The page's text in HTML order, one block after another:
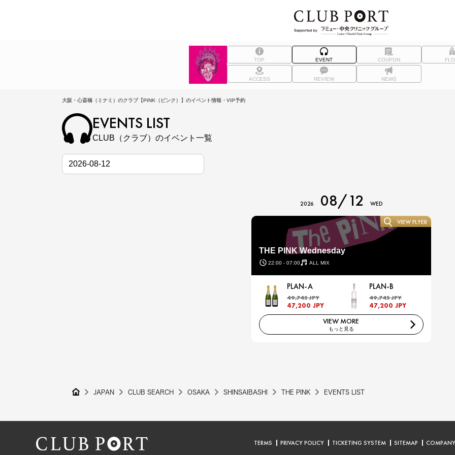
TOP EVENT COUPON
ACCESS REVIEW NEWS
大阪・心斎橋（ミナミ）のクラブ【PINK（ピンク）】のイベント情報・VIP予約
EVENTS LIST
CLUB（クラブ）のイベント一覧
2026 08/12 WED
THE PINK Wednesday
22:00 - 07:00 ALL MIX
VIEW FLYER
PLAN-A
49,745 JPY
47,200 JPY
PLAN-B
49,745 JPY
47,200 JPY
VIEW MORE
もっと見る
JAPAN CLUB SEARCH OSAKA SHINSAIBASHI THE PINK EVENTS LIST
TERMS PRIVACY POLICY TICKETING SYSTEM SITEMAP COMPANY